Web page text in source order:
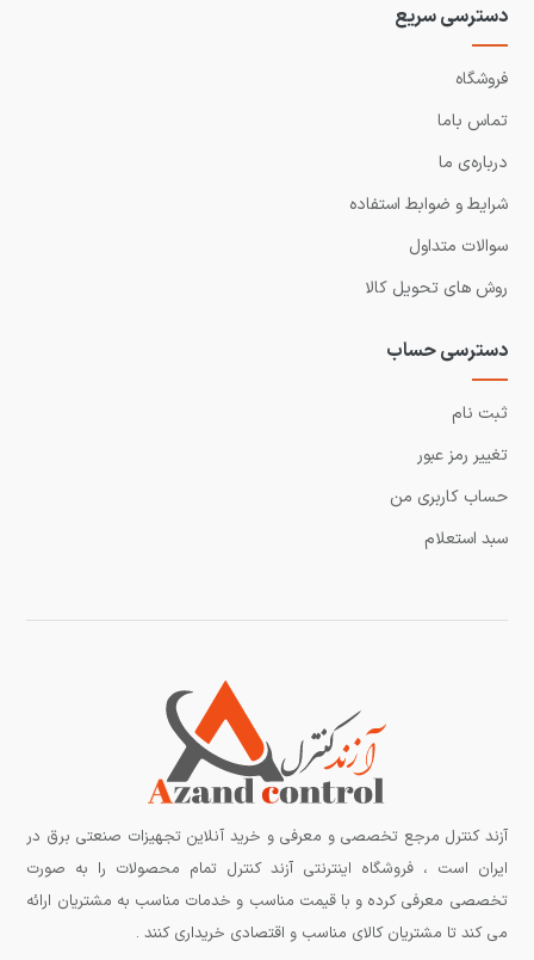
دسترسی سریع
فروشگاه
تماس باما
درباره‌ی ما
شرایط و ضوابط استفاده
سوالات متداول
روش های تحویل کالا
دسترسی حساب
ثبت نام
تغییر رمز عبور
حساب کاربری من
سبد استعلام
آزند کنترل مرجع تخصصی و معرفی و خرید آنلاین تجهیزات صنعتی برق در
ایران است ، فروشگاه اینترنتی آزند کنترل تمام محصولات را به صورت
تخصصی معرفی کرده و با قیمت مناسب و خدمات مناسب به مشتریان ارائه
می کند تا مشتریان کالای مناسب و اقتصادی خریداری کنند .